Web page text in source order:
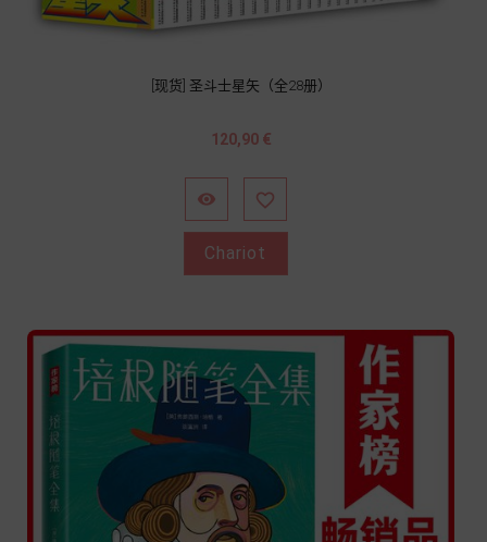
[现货] 圣斗士星矢（全28册）
Prix
120,90 €
 
Chariot